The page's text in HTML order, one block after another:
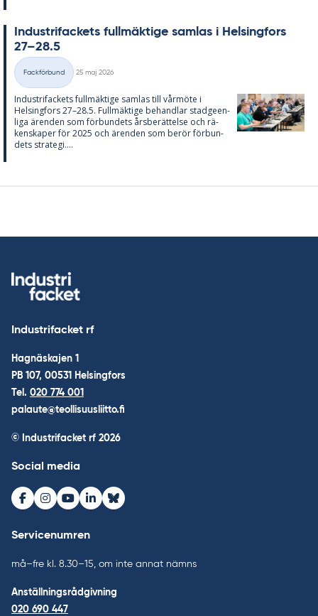
In­du­stri­fac­kets full­mäk­ti­ge sam­las i Helsing­fors
27–28.5
Kategorier
Fackförbund
25 maj 2026
In­du­stri­fac­kets full­mäk­ti­ge sam­las till vår­möte i
Helsing­fors 27–28.5. Full­mäk­ti­ge be­hand­lar stad­ge­en­
li­ga ären­den som för­bun­dets års­be­rät­tel­se och rä­
ken­ska­per för 2025 och ären­den som be­rör för­bun­
dets stra­te­gi....
Industrifacket rf
Hagnäskajen 1
PB 107, 00531 Helsingfors
Tel. 020 774 001
palaute@teollisuusliitto.fi
© Industrifacket rf 2026
Social media
Facebook
Instagram
Youtube
LinkedInBluesky
Servicenumren
må–fre kl. 8.30–15, om inte annat nämns
Anställningsrådgivning
020 690 447